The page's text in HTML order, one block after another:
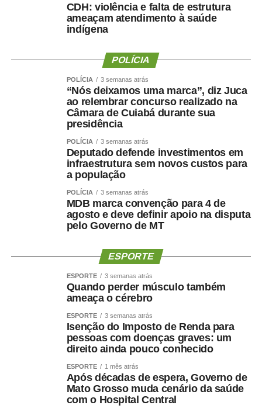
WhatsApp
Facebook
TwitterMessenger
CDH: violência e falta de estrutura
ameaçam atendimento à saúde
indígena
POLÍCIA
POLÍCIA 3 semanas atrás
“Nós deixamos uma marca”, diz Juca
ao relembrar concurso realizado na
Câmara de Cuiabá durante sua
presidência
POLÍCIA 3 semanas atrás
Deputado defende investimentos em
infraestrutura sem novos custos para
a população
POLÍCIA 3 semanas atrás
MDB marca convenção para 4 de
agosto e deve definir apoio na disputa
pelo Governo de MT
ESPORTE
ESPORTE 3 semanas atrás
Quando perder músculo também
ameaça o cérebro
ESPORTE 3 semanas atrás
Isenção do Imposto de Renda para
pessoas com doenças graves: um
direito ainda pouco conhecido
ESPORTE 1 mês atrás
Após décadas de espera, Governo de
Mato Grosso muda cenário da saúde
com o Hospital Central